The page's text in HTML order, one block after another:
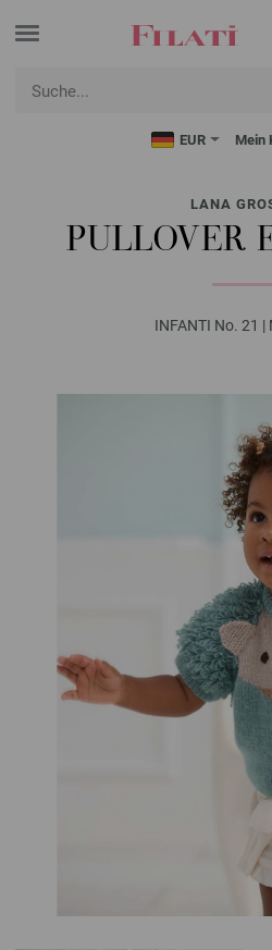
EUR Mein
LANA
PULLOVER
INFANTI No. 21 |